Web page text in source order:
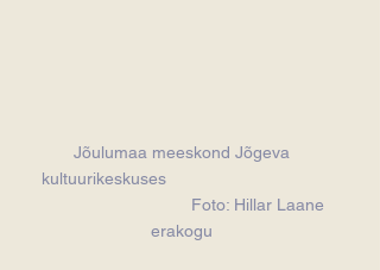
Jõulumaa meeskond Jõgeva
kultuurikeskuses
                                Foto: Hillar Laane
erakogu